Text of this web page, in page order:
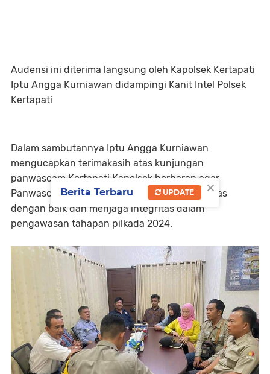
Audensi ini diterima langsung oleh Kapolsek Kertapati
Iptu Angga Kurniawan didampingi Kanit Intel Polsek
Kertapati
Dalam sambutannya Iptu Angga Kurniawan
mengucapkan terimakasih atas kunjungan
panwascam Kertapati,Kapolsek berharap agar
Panwascam Kertapati dapat menjalankan tugas
dengan baik dan menjaga integritas dalam
pengawasan tahapan pilkada 2024.
×
Berita Terbaru UPDATE